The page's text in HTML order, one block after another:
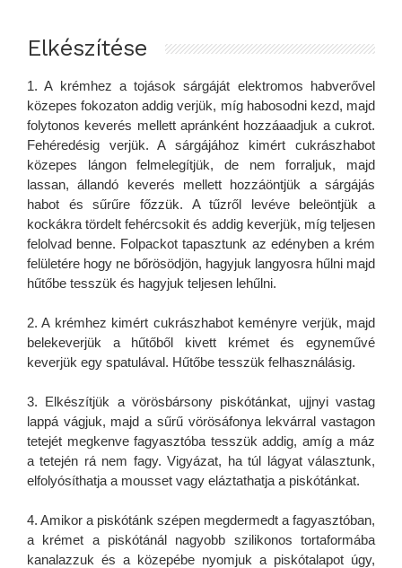
Elkészítése
1. A krémhez a tojások sárgáját elektromos habverővel
közepes fokozaton addig verjük, míg habosodni kezd, majd
folytonos keverés mellett apránként hozzáaadjuk a cukrot.
Fehéredésig verjük. A sárgájához kimért cukrászhabot
közepes lángon felmelegítjük, de nem forraljuk, majd
lassan, állandó keverés mellett hozzáöntjük a sárgájás
habot és sűrűre főzzük. A tűzről levéve beleöntjük a
kockákra tördelt fehércsokit és addig keverjük, míg teljesen
felolvad benne. Folpackot tapasztunk az edényben a krém
felületére hogy ne bőrösödjön, hagyjuk langyosra hűlni majd
hűtőbe tesszük és hagyjuk teljesen lehűlni.
2. A krémhez kimért cukrászhabot keményre verjük, majd
belekeverjük a hűtőből kivett krémet és egyneművé
keverjük egy spatulával. Hűtőbe tesszük felhasználásig.
3. Elkészítjük a vörösbársony piskótánkat, ujjnyi vastag
lappá vágjuk, majd a sűrű vörösáfonya lekvárral vastagon
tetejét megkenve fagyasztóba tesszük addig, amíg a máz
a tetején rá nem fagy. Vigyázat, ha túl lágyat választunk,
elfolyósíthatja a mousset vagy eláztathatja a piskótánkat.
4. Amikor a piskótánk szépen megdermedt a fagyasztóban,
a krémet a piskótánál nagyobb szilikonos tortaformába
kanalazzuk és a közepébe nyomjuk a piskótalapot úgy,